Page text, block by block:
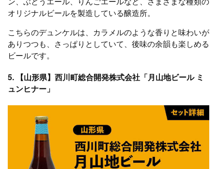
オリジナルビールを製造している醸造所。
こちらのデュンケルは、カラメルのような香りと味わいが
ありつつも、さっぱりとしていて、後味の余韻も楽しめる
ビールです。
5. 【山形県】西川町総合開発株式会社「月山地ビール ミ
ュンヒナー」